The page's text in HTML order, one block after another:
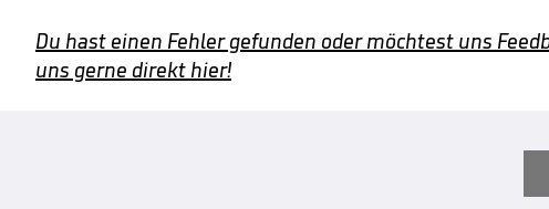
Du hast einen Fehler gefunden oder möchtest uns
uns gerne direkt hier!